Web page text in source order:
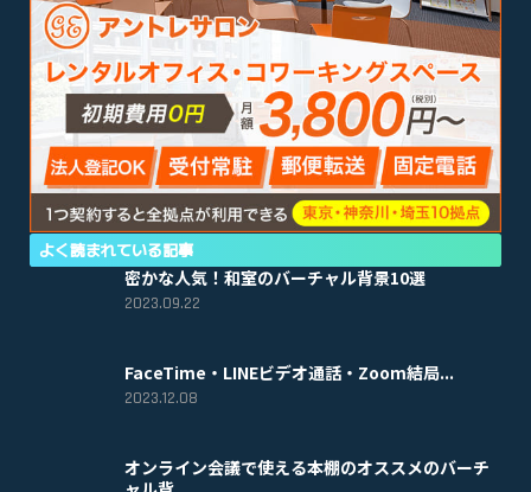
よく読まれている記事
密かな人気！和室のバーチャル背景10選
2023.09.22
FaceTime・LINEビデオ通話・Zoom結局...
2023.12.08
オンライン会議で使える本棚のオススメのバーチ